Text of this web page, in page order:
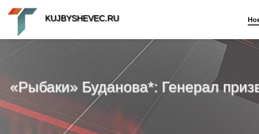
«Рыбаки» Буданова*: Генерал
KUJBYSHEVEC.RU